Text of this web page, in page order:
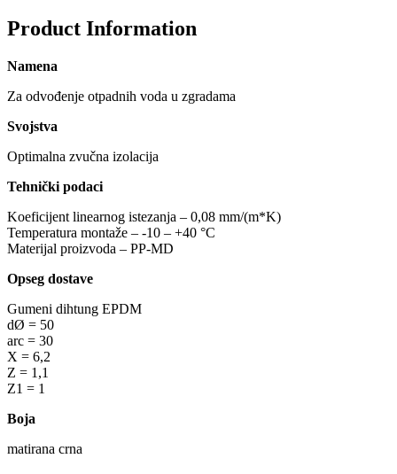
Product Information
Namena
Za odvođenje otpadnih voda u zgradama
Svojstva
Optimalna zvučna izolacija
Tehnički podaci
Koeficijent linearnog istezanja – 0,08 mm/(m*K)
Temperatura montaže – -10 – +40 °C
Materijal proizvoda – PP-MD
Opseg dostave
Gumeni dihtung EPDM
dØ = 50
arc = 30
X = 6,2
Z = 1,1
Z1 = 1
Boja
matirana crna